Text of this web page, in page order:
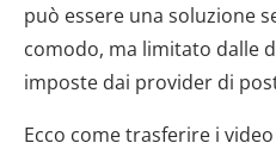
può essere una soluzione
comodo, ma limitato dalle
imposte dai provider di
Ecco come trasferire i